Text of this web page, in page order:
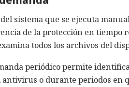
sistema que se ejecuta
de la protección en tiempo
todos los archivos del
periódico permite
antivirus o durante periodos en